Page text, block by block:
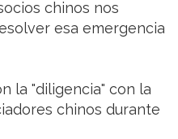
chinos nos
esa emergencia
la "diligencia" con la
chinos durante